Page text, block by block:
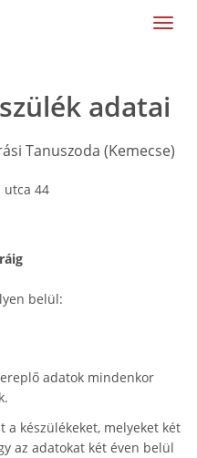
adatai
Tanuszoda (Kemecse)
utca 44
belül:
adatok mindenkor
a készülékeket, melyeket két
az adatokat két éven belül